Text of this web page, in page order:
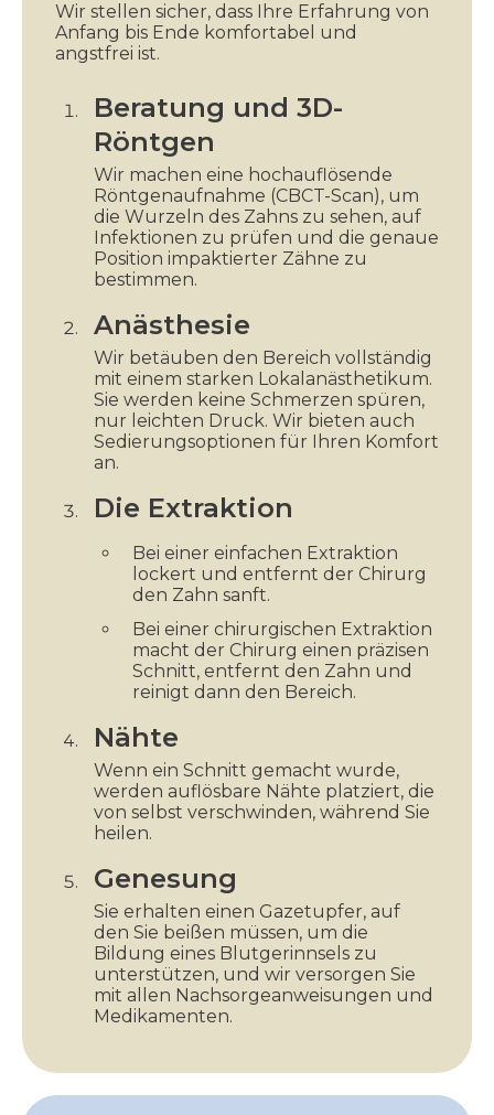
Wir stellen sicher, dass Ihre Erfahrung von
Anfang bis Ende komfortabel und
angstfrei ist.
Beratung und 3D-
Röntgen
Wir machen eine hochauflösende
Röntgenaufnahme (CBCT-Scan), um
die Wurzeln des Zahns zu sehen, auf
Infektionen zu prüfen und die genaue
Position impaktierter Zähne zu
bestimmen.
Anästhesie
Wir betäuben den Bereich vollständig
mit einem starken Lokalanästhetikum.
Sie werden keine Schmerzen spüren,
nur leichten Druck. Wir bieten auch
Sedierungsoptionen für Ihren Komfort
an.
Die Extraktion
Bei einer einfachen Extraktion
lockert und entfernt der Chirurg
den Zahn sanft.
Bei einer chirurgischen Extraktion
macht der Chirurg einen präzisen
Schnitt, entfernt den Zahn und
reinigt dann den Bereich.
Nähte
Wenn ein Schnitt gemacht wurde,
werden auflösbare Nähte platziert, die
von selbst verschwinden, während Sie
heilen.
Genesung
Sie erhalten einen Gazetupfer, auf
den Sie beißen müssen, um die
Bildung eines Blutgerinnsels zu
unterstützen, und wir versorgen Sie
mit allen Nachsorgeanweisungen und
Medikamenten.